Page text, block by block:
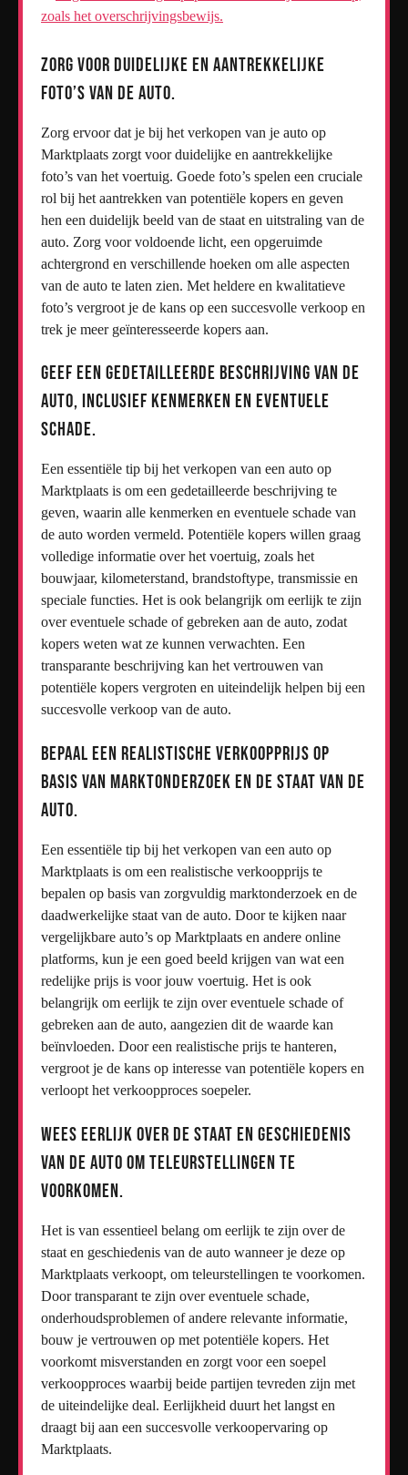
zoals het overschrijvingsbewijs.
Zorg voor duidelijke en aantrekkelijke
foto’s van de auto.
Zorg ervoor dat je bij het verkopen van je auto op
Marktplaats zorgt voor duidelijke en aantrekkelijke
foto’s van het voertuig. Goede foto’s spelen een cruciale
rol bij het aantrekken van potentiële kopers en geven
hen een duidelijk beeld van de staat en uitstraling van de
auto. Zorg voor voldoende licht, een opgeruimde
achtergrond en verschillende hoeken om alle aspecten
van de auto te laten zien. Met heldere en kwalitatieve
foto’s vergroot je de kans op een succesvolle verkoop en
trek je meer geïnteresseerde kopers aan.
Geef een gedetailleerde beschrijving van de
auto, inclusief kenmerken en eventuele
schade.
Een essentiële tip bij het verkopen van een auto op
Marktplaats is om een gedetailleerde beschrijving te
geven, waarin alle kenmerken en eventuele schade van
de auto worden vermeld. Potentiële kopers willen graag
volledige informatie over het voertuig, zoals het
bouwjaar, kilometerstand, brandstoftype, transmissie en
speciale functies. Het is ook belangrijk om eerlijk te zijn
over eventuele schade of gebreken aan de auto, zodat
kopers weten wat ze kunnen verwachten. Een
transparante beschrijving kan het vertrouwen van
potentiële kopers vergroten en uiteindelijk helpen bij een
succesvolle verkoop van de auto.
Bepaal een realistische verkoopprijs op
basis van marktonderzoek en de staat van de
auto.
Een essentiële tip bij het verkopen van een auto op
Marktplaats is om een realistische verkoopprijs te
bepalen op basis van zorgvuldig marktonderzoek en de
daadwerkelijke staat van de auto. Door te kijken naar
vergelijkbare auto’s op Marktplaats en andere online
platforms, kun je een goed beeld krijgen van wat een
redelijke prijs is voor jouw voertuig. Het is ook
belangrijk om eerlijk te zijn over eventuele schade of
gebreken aan de auto, aangezien dit de waarde kan
beïnvloeden. Door een realistische prijs te hanteren,
vergroot je de kans op interesse van potentiële kopers en
verloopt het verkoopproces soepeler.
Wees eerlijk over de staat en geschiedenis
van de auto om teleurstellingen te
voorkomen.
Het is van essentieel belang om eerlijk te zijn over de
staat en geschiedenis van de auto wanneer je deze op
Marktplaats verkoopt, om teleurstellingen te voorkomen.
Door transparant te zijn over eventuele schade,
onderhoudsproblemen of andere relevante informatie,
bouw je vertrouwen op met potentiële kopers. Het
voorkomt misverstanden en zorgt voor een soepel
verkoopproces waarbij beide partijen tevreden zijn met
de uiteindelijke deal. Eerlijkheid duurt het langst en
draagt bij aan een succesvolle verkoopervaring op
Marktplaats.